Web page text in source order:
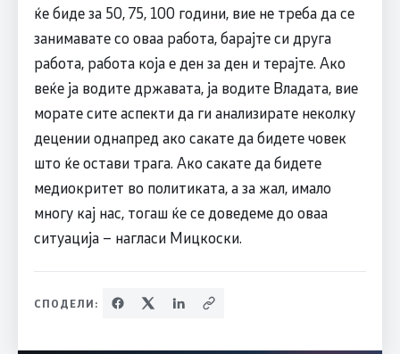
ќе биде за 50, 75, 100 години, вие не треба да се
занимавате со оваа работа, барајте си друга
работа, работа која е ден за ден и терајте. Ако
веќе ја водите државата, ја водите Владата, вие
морате сите аспекти да ги анализирате неколку
децении однапред ако сакате да бидете човек
што ќе остави трага. Ако сакате да бидете
медиокритет во политиката, а за жал, имало
многу кај нас, тогаш ќе се доведеме до оваа
ситуација – нагласи Мицкоски.
СПОДЕЛИ: